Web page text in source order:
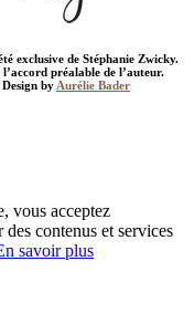
exclusive de Stéphanie Zwicky.
préalable de l’auteur.
by Aurélie Bader
vous acceptez
contenus et services
savoir plus